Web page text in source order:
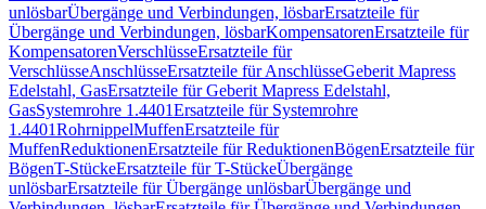
unlösbarÜbergänge und Verbindungen, lösbarErsatzteile für
Übergänge und Verbindungen, lösbarKompensatorenErsatzteile für
KompensatorenVerschlüsseErsatzteile für
VerschlüsseAnschlüsseErsatzteile für AnschlüsseGeberit Mapress
Edelstahl, GasErsatzteile für Geberit Mapress Edelstahl,
GasSystemrohre 1.4401Ersatzteile für Systemrohre
1.4401RohrnippelMuffenErsatzteile für
MuffenReduktionenErsatzteile für ReduktionenBögenErsatzteile für
BögenT-StückeErsatzteile für T-StückeÜbergänge
unlösbarErsatzteile für Übergänge unlösbarÜbergänge und